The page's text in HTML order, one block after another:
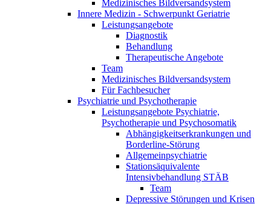
Medizinisches Bildversandsystem
Innere Medizin - Schwerpunkt Geriatrie
Leistungsangebote
Diagnostik
Behandlung
Therapeutische Angebote
Team
Medizinisches Bildversandsystem
Für Fachbesucher
Psychiatrie und Psychotherapie
Leistungsangebote Psychiatrie,
Psychotherapie und Psychosomatik
Abhängigkeitserkrankungen und
Borderline-Störung
Allgemeinpsychiatrie
Stationsäquivalente
Intensivbehandlung STÄB
Team
Depressive Störungen und Krisen